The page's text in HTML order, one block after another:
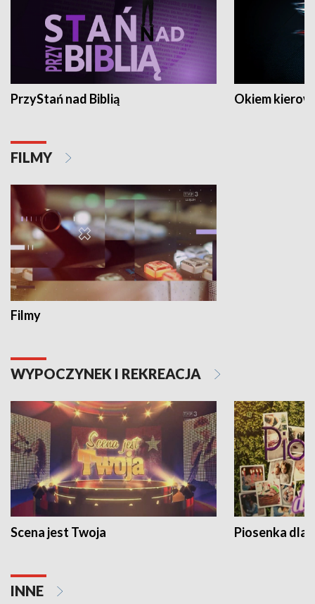
PrzyStań nad Biblią Okiem
FILMY
Filmy
WYPOCZYNEK I REKREACJA
Scena jest Twoja Piosenka dla
INNE